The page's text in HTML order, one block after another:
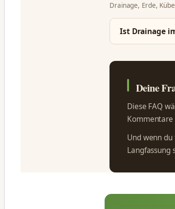
Drainage, Erde,
Ist Drainage
Deine
Diese FAQ
Kommentare
Und wenn
Langfassung